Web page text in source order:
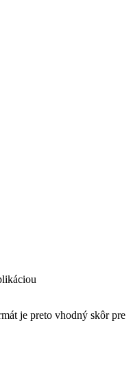
je preto vhodný skôr pre